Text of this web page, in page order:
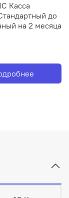
Касса
до
на 2 месяца